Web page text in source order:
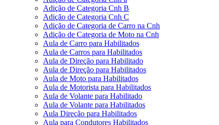
Adição de Categoria Cnh B
Adição de Categoria Cnh C
Adição de Categoria de Carro na Cnh
Adição de Categoria de Moto na Cnh
Aula de Carro para Habilitados
Aula de Carros para Habilitados
Aula de Direção para Habilitado
Aula de Direção para Habilitados
Aula de Moto para Habilitados
Aula de Motorista para Habilitados
Aula de Volante para Habilitado
Aula de Volante para Habilitados
Aula Direção para Habilitados
Aula para Condutores Habilitados